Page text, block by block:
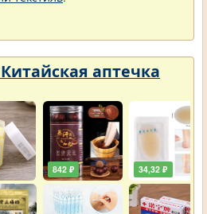
аптечка
842 ₽ 34,32 ₽